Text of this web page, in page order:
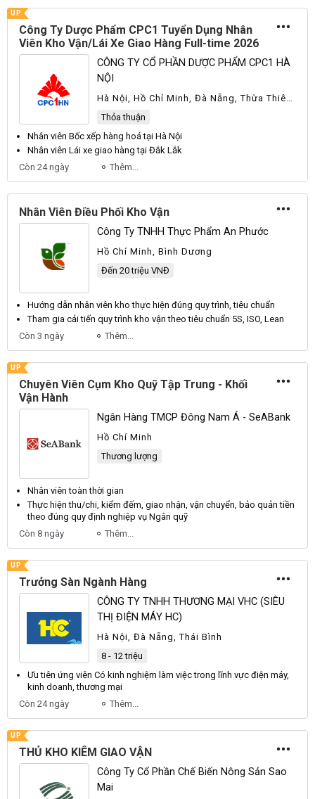
UP
Công Ty Dược Phẩm CPC1 Tuyển Dụng Nhân
Viên Kho Vận/Lái Xe Giao Hàng Full-time 2026
CÔNG TY CỔ PHẦN DƯỢC PHẨM CPC1 HÀ
NỘI
Hà Nội, Hồ Chí Minh, Đà Nẵng, Thừa Thiên
Thỏa thuận
Nhân viên Bốc xếp hàng hoá tại Hà Nội
Nhân viên Lái xe giao hàng tại Đắk Lắk
Còn 24 ngày
Thêm...
Nhân Viên Điều Phối Kho Vận
Công Ty TNHH Thực Phẩm An Phước
Hồ Chí Minh, Bình Dương
Đến 20 triệu VNĐ
Hướng dẫn nhân viên kho thực hiện đúng quy trình, tiêu chuẩn
Tham gia cải tiến quy trình kho vận theo tiêu chuẩn 5S, ISO, Lean
Còn 3 ngày
Thêm...
UP
Chuyên Viên Cụm Kho Quỹ Tập Trung - Khối
Vận Hành
Ngân Hàng TMCP Đông Nam Á - SeABank
Hồ Chí Minh
Thương lượng
Nhân viên toàn thời gian
Thực hiện thu/chi, kiểm đếm, giao nhận, vận chuyển, bảo quản tiền
theo đúng quy định nghiệp vụ Ngân quỹ
Còn 8 ngày
Thêm...
UP
Trưởng Sàn Ngành Hàng
CÔNG TY TNHH THƯƠNG MẠI VHC (SIÊU
THỊ ĐIỆN MÁY HC)
Hà Nội, Đà Nẵng, Thái Bình
8 - 12 triệu
Ưu tiên ứng viên Có kinh nghiệm làm việc trong lĩnh vực điện máy,
kinh doanh, thương mại
Còn 24 ngày
Thêm...
UP
THỦ KHO KIÊM GIAO VẬN
Công Ty Cổ Phần Chế Biến Nông Sản Sao
Mai